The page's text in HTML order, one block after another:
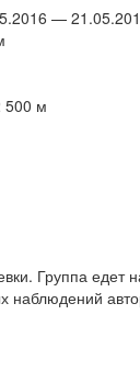
—
500 м
Группа едет